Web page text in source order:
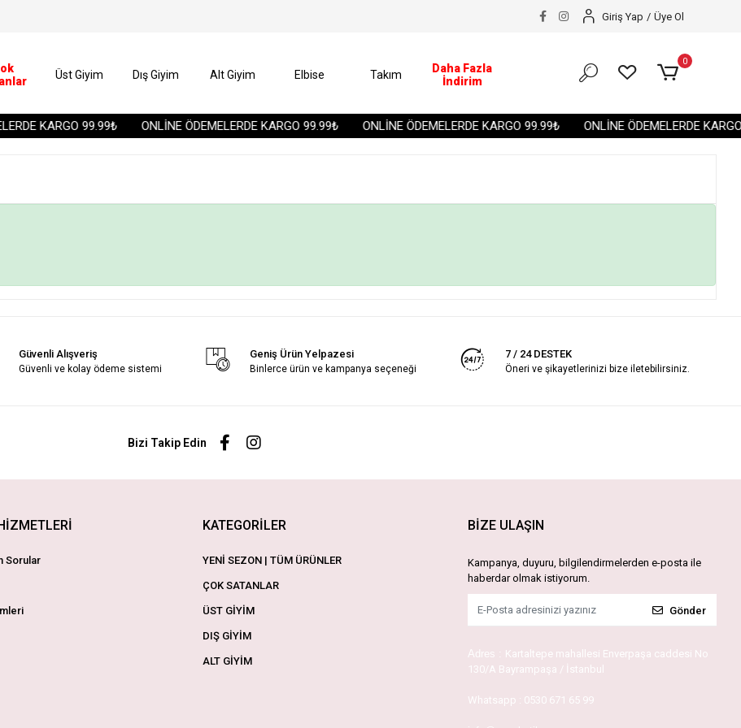
KARGO 99.99₺ ONLİNE ÖDEMELERDE KARGO 99.99₺ ONLİNE ÖDEMELERDE KARGO 99.99₺ ONLİNE ÖDEMELERDE
Giriş Yap / Üye Ol
Üst Giyim Dış Giyim Alt Giyim Elbise Takım
Daha Fazla
İndirim
0
Güvenli Alışveriş
Güvenli ve kolay ödeme sistemi
Geniş Ürün Yelpazesi
Binlerce ürün ve kampanya seçeneği
7 / 24 DESTEK
Öneri ve şikayetlerinizi bize iletebilirsiniz.
Bizi Takip Edin
Sorular
KATEGORİLER
YENİ SEZON | TÜM ÜRÜNLER
ÇOK SATANLAR
ÜST GİYİM
DIŞ GİYİM
ALT GİYİM
BİZE ULAŞIN
Kampanya, duyuru, bilgilendirmelerden e-posta ile
haberdar olmak istiyorum.
Gönder
Adres : Kartaltepe mahallesi Enverpaşa caddesi No
130/A Bayrampaşa / İstanbul
Whatsapp : 0530 671 65 99